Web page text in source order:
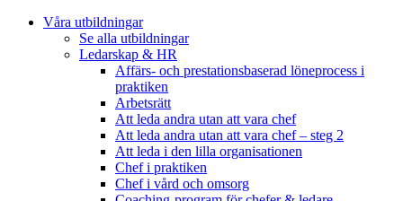
Våra utbildningar
Se alla utbildningar
Ledarskap & HR
Affärs- och prestationsbaserad löneprocess i
praktiken
Arbetsrätt
Att leda andra utan att vara chef
Att leda andra utan att vara chef – steg 2
Att leda i den lilla organisationen
Chef i praktiken
Chef i vård och omsorg